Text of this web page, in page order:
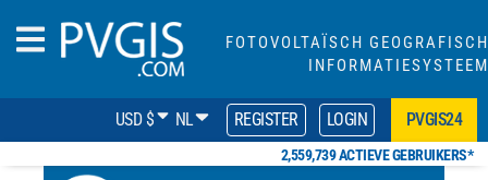
FOTOVOLTAÏSCH GEOGRAFISCH
INFORMATIESYSTEEM
USD $ NL REGISTER LOGIN PVGIS24
2,559,739 ACTIEVE GEBRUIKERS*